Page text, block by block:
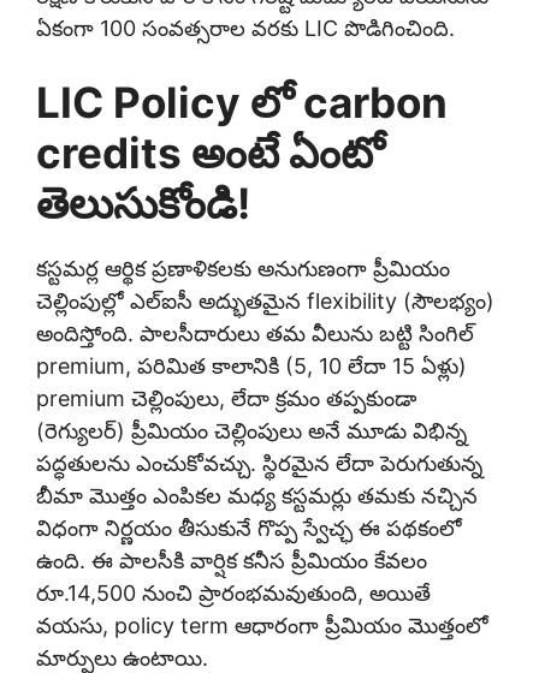
ఏకంగా 100 సంవత్సరాల వరకు LIC పొడిగించింది.
LIC Policy లో carbon
credits అంటే ఏంటో
తెలుసుకోండి!
కస్టమర్ల ఆర్థిక ప్రణాళికలకు అనుగుణంగా ప్రీమియం
చెల్లింపుల్లో ఎల్‌ఐసీ అద్భుతమైన flexibility (సౌలభ్యం)
అందిస్తోంది. పాలసీదారులు తమ వీలును బట్టి సింగిల్
premium, పరిమిత కాలానికి (5, 10 లేదా 15 ఏళ్లు)
premium చెల్లింపులు, లేదా క్రమం తప్పకుండా
(రెగ్యులర్) ప్రీమియం చెల్లింపులు అనే మూడు విభిన్న
పద్ధతులను ఎంచుకోవచ్చు. స్థిరమైన లేదా పెరుగుతున్న
బీమా మొత్తం ఎంపికల మధ్య కస్టమర్లు తమకు నచ్చిన
విధంగా నిర్ణయం తీసుకునే గొప్ప స్వేచ్ఛ ఈ పథకంలో
ఉంది. ఈ పాలసీకి వార్షిక కనీస ప్రీమియం కేవలం
రూ.14,500 నుంచి ప్రారంభమవుతుంది, అయితే
వయసు, policy term ఆధారంగా ప్రీమియం మొత్తంలో
మార్పులు ఉంటాయి.